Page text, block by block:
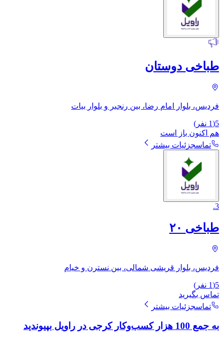
طباخی دوستان
فردیس، بلوار امام رضا، بین رنجبر و بلوار بیات
5
(
1 نفر)
هم اکنون باز است
تماسجزئیات بیشتر
3
.
طباخی ۲۰
فردیس، بلوار قریشی شمالی، بین نسترن و خیام
5
(
1 نفر)
تماس بگیرید
تماسجزئیات بیشتر
به جمع 100 هزار کسب‌وکار کرجی در راویل بپیوندید